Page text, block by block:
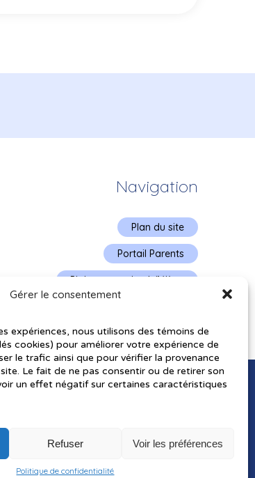
Gérer le consentement
expériences, nous utilisons des témoins de
cookies) pour améliorer votre expérience de
le trafic ainsi que pour vérifier la provenance
Le fait de ne pas consentir ou de retirer son
un effet négatif sur certaines caractéristiques
Refuser Voir les préférences
Politique de confidentialité
Navigation
Plan du site
Portail Parents
Plainte – service à l’élève
avoir été utilisés pour soutenir la rédaction de